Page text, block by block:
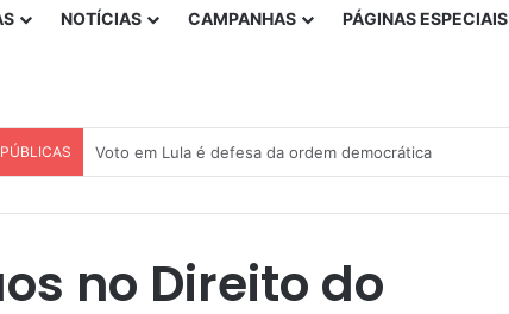
NOTÍCIAS CAMPANHAS PÁGINAS ESPECIAIS
Nota de solidariedade ao povo venezuelano
no Direito do